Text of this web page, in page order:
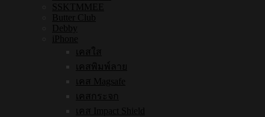
SSKTMMEE
Butter Club
Debby
iPhone
เคสใส
เคสพิมพ์ลาย
เคส Magsafe
เคสกระจก
เคส Impact Shield